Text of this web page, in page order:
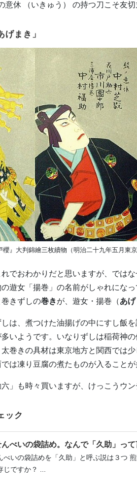
意休 （いきゅう） の持つ刀こそ友
まき」
櫻』大判錦繪三枚續物（明治二十九年五月東
でおわかりだと思いますが、では
遊女「揚巻」の名前がしゃれにな
巻きずしの巻きが、遊女・揚巻（あげ
は、煮つけた油揚げの中にすし飯
いようです。いなりずしは稲荷神
巻きの具材は東京地方と関西では
は凍り豆腐の煮たものが入ることが
」も時々買いますが、けっこうウン
ック
べいの袋詰め。なんで「久助」っ
べいの袋詰めを「久助」と呼ぶ説は３つ
ですか？ ...